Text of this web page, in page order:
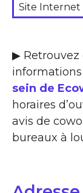
Site Internet
▶ Retrouvez
sein de
horaires
avis de
bureaux à